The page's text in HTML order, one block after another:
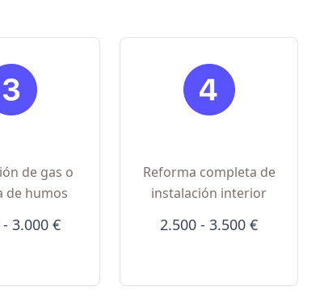
de gas o
de humos
3.000 €
Reforma completa de
instalación interior
2.500 - 3.500 €